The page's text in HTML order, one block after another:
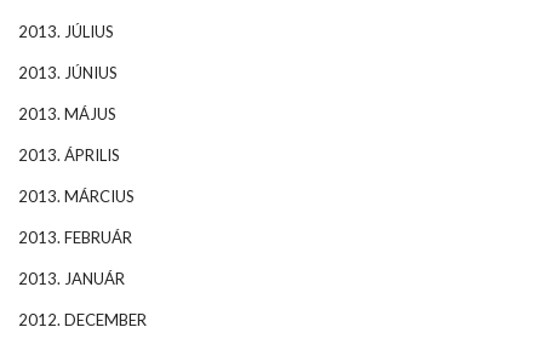
2013. JÚLIUS
2013. JÚNIUS
2013. MÁJUS
2013. ÁPRILIS
2013. MÁRCIUS
2013. FEBRUÁR
2013. JANUÁR
2012. DECEMBER